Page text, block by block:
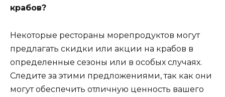
крабов?
Некоторые рестораны морепродуктов могут
предлагать скидки или акции на крабов в
определенные сезоны или в особых случаях.
Следите за этими предложениями, так как они
могут обеспечить отличную ценность вашего